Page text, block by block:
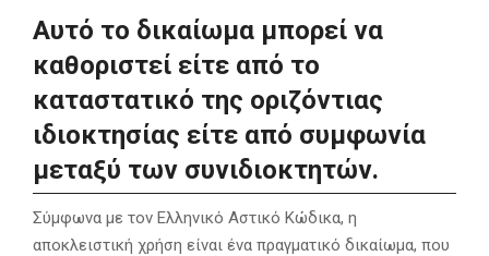
Αυτό το δικαίωμα μπορεί να
καθοριστεί είτε από το
καταστατικό της οριζόντιας
ιδιοκτησίας είτε από συμφωνία
μεταξύ των συνιδιοκτητών.
Σύμφωνα με τον Ελληνικό Αστικό Κώδικα, η
αποκλειστική χρήση είναι ένα πραγματικό δικαίωμα, που